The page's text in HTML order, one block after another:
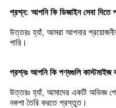
প্রশ্ন: আপনি কি ডিজাইন সেবা দিতে
উত্তরঃ হ্যাঁ, আমরা আপনার
পারি।
প্রশ্নঃ আপনি কি পণ্যগুলি কাস্টমাইজ
উত্তরঃ হ্যাঁ, আমাদের একটি অভিজ্ঞ
নকশা তৈরি করতে প্রস্তুত।